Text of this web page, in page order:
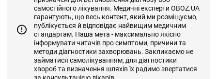
самостійного лікування. Медичні експерти OBOZ.UA
гарантують, що весь контент, який ми розміщуємо,
публікується й відповідає найвищим медичним
стандартам. Наша мета - максимально якісно
інформувати читачів про симптоми, причини та
методи діагностики захворювань. Закликаємо не
займатися самолікуванням, для діагностики
хвороб та визначення шляхів їх радимо звертатися
за консультацією лікарів.